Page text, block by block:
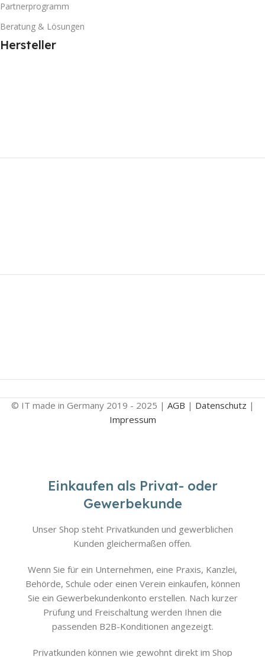
Partnerprogramm
Beratung & Lösungen
Hersteller
© IT made in Germany 2019 - 2025 | AGB | Datenschutz |
Impressum
Einkaufen als Privat- oder
Gewerbekunde
Unser Shop steht Privatkunden und gewerblichen
Kunden gleichermaßen offen.
Wenn Sie für ein Unternehmen, eine Praxis, Kanzlei,
Behörde, Schule oder einen Verein einkaufen, können
Sie ein Gewerbekundenkonto erstellen. Nach kurzer
Prüfung und Freischaltung werden Ihnen die
passenden B2B-Konditionen angezeigt.
Privatkunden können wie gewohnt direkt im Shop